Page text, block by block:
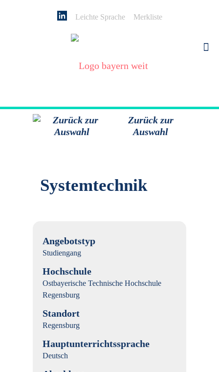
Leichte Sprache Merkliste
Zurück zur
Auswahl
Systemtechnik
Angebotstyp
Studiengang
Hochschule
Ostbayerische Technische Hochschule
Regensburg
Standort
Regensburg
Hauptunterrichtssprache
Deutsch